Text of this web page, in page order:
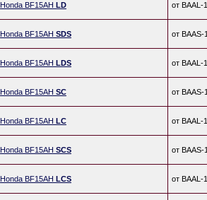
Honda BF15AH LD от BAAL-
Honda BF15AH SDS от BAAS-
Honda BF15AH LDS от BAAL-
Honda BF15AH SC от BAAS-
Honda BF15AH LC от BAAL-
Honda BF15AH SCS от BAAS-
Honda BF15AH LCS от BAAL-